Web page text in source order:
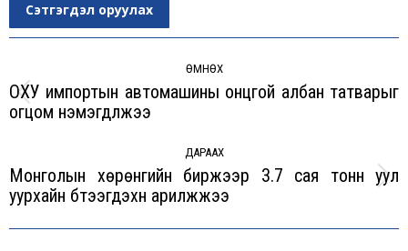
Сэтгэгдэл оруулах
ӨМНӨХ
Previous
ОХУ импортын автомашины онцгой албан татварыг
огцом нэмэгдүүлжээ
ДАРААХ
Next
Монголын хөрөнгийн биржээр 3.7 сая тонн уул
уурхайн бүтээгдэхүүн арилжжээ